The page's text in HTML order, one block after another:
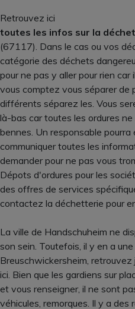
Retrouvez ici
toutes les infos sur la
(67117). Dans le cas ou vos
catégorie des déchets
pour ne pas y aller pour rien
vous comptez vous séparer de
différents séparez les. Vous
là-bas car toutes les ordures
bennes. Un responsable
communiquer toutes les
demander pour ne pas vous
Dépots d'ordures pour les
des offres de services
contactez la déchetterie pour
La ville de Handschuheim ne
son sein. Toutefois, il y en a
Breuschwickersheim,
ici. Bien que les gardiens sur
et vous renseigner, il ne sont
véhicules, remorques. Il y a des